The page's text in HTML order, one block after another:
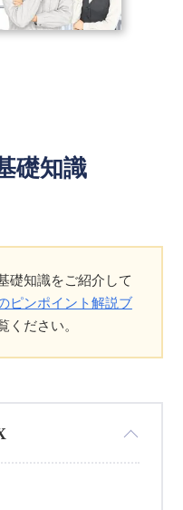
礎知識
礎知識をご紹介して
ピンポイント解説ブ
ください。